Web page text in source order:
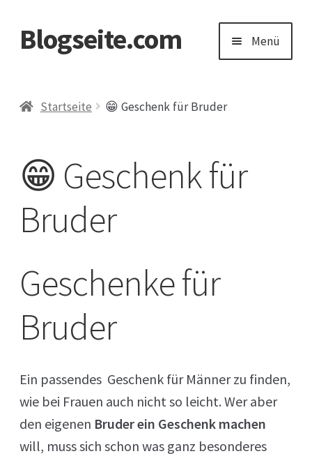
Zur
Navigation
Zum
Blogseite.com Menü
Impressum
Keine Ahnung welches Geschenk?
Startseite 😁 Geschenk für Bruder
😁 Geschenk für
Bruder
Geschenke für
Bruder
Ein passendes Geschenk für Männer zu finden,
wie bei Frauen auch nicht so leicht. Wer aber
den eigenen Bruder ein Geschenk machen
will, muss sich schon was ganz besonderes